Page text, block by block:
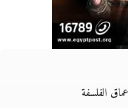
الفلسفة